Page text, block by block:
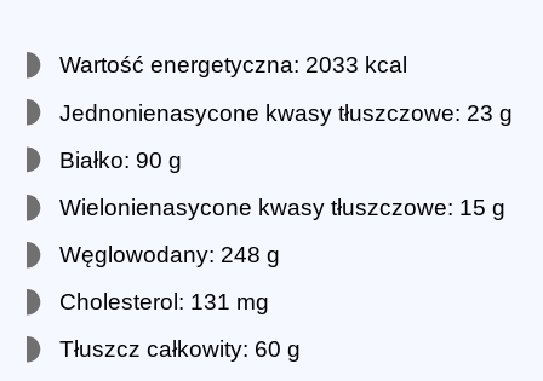
Wartość energetyczna: 2033 kcal
Jednonienasycone kwasy tłuszczowe: 23 g
Białko: 90 g
Wielonienasycone kwasy tłuszczowe: 15 g
Węglowodany: 248 g
Cholesterol: 131 mg
Tłuszcz całkowity: 60 g